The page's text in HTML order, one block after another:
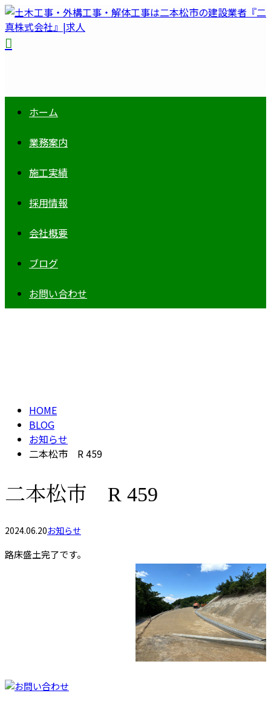
ホーム
業務案内
施工実績
採用情報
会社概要
ブログ
お問い合わせ
HOME
BLOG
お知らせ
二本松市 R 459
二本松市 R 459
2024.06.20お知らせ
路床盛土完了です。